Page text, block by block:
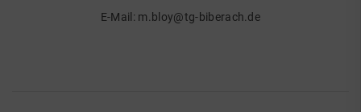
E-Mail: m.bloy@tg-biberach.de